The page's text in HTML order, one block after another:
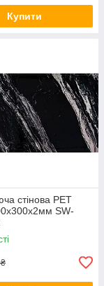
Купити
стінова PET
SW-